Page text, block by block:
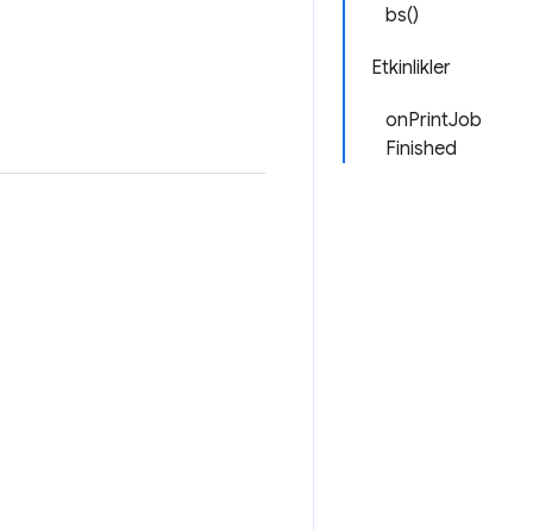
bs()
Etkinlikler
onPrintJob
Finished